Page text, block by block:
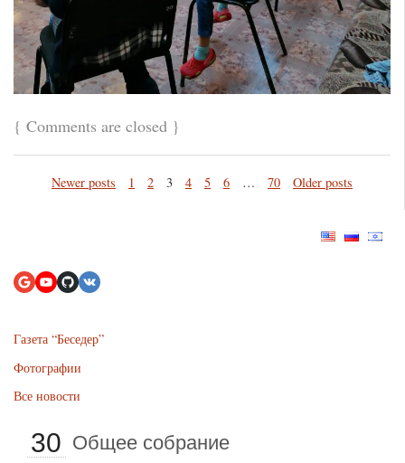
{ Comments are closed }
Newer posts 1 2 3 4 5 6 … 70 Older posts
Газета “Беседер”
Фотографии
Все новости
30 Общее собрание